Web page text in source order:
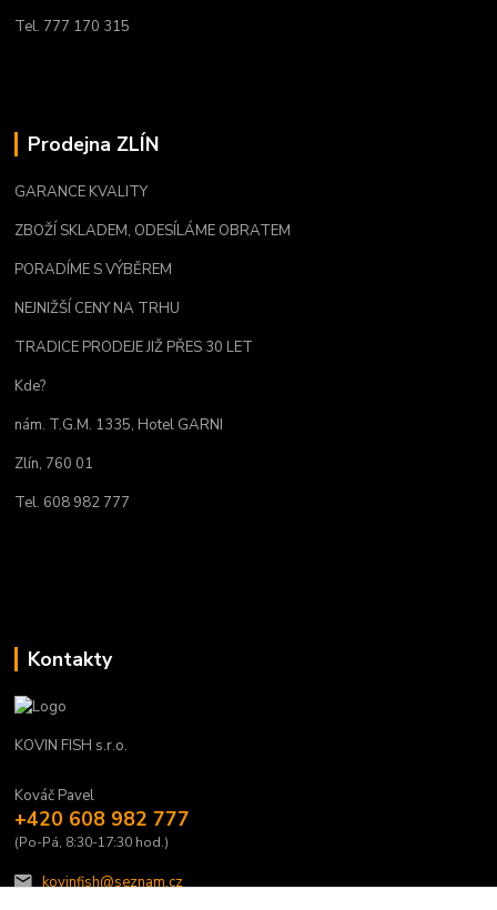
Tel. 777 170 315
Prodejna ZLÍN
GARANCE KVALITY
ZBOŽÍ SKLADEM, ODESÍLÁME OBRATEM
PORADÍME S VÝBĚREM
NEJNIŽŠÍ CENY NA TRHU
TRADICE PRODEJE JIŽ PŘES 30 LET
Kde?
nám. T.G.M. 1335, Hotel GARNI
Zlín, 760 01
Tel. 608 982 777
Kontakty
KOVIN FISH s.r.o.
Kováč Pavel
+420 608 982 777
(Po-Pá, 8:30-17:30 hod.)
kovinfish@seznam.cz